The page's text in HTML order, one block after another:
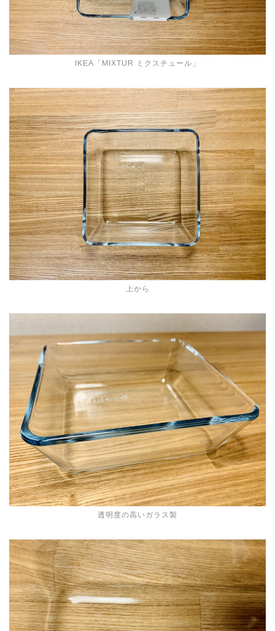
IKEA「MIXTUR ミクスチュール」
上から
透明度の高いガラス製